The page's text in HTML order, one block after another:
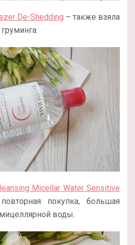
De-Shedding – также взяла
Micellar Water Sensitive
покупка, большая
воды.